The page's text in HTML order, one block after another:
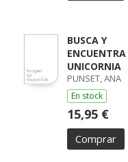
BUSCA Y
ENCUENTRA
UNICORNIA
PUNSET, ANA
En stock
15,95 €
Comprar